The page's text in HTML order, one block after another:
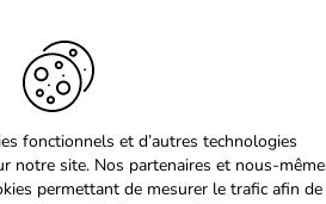
fonctionnels et d’autres technologies
notre site. Nos partenaires et nous-
permettant de mesurer le trafic afin de